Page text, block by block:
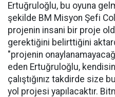
Ertuğruloğlu, bu oyuna
şekilde BM Misyon Şefi
projenin insani bir proje
gerektiğini belirttiğini
"projenin
eden Ertuğruloğlu,
çalıştığınız takdirde size
yol projesi yapılacaktır.